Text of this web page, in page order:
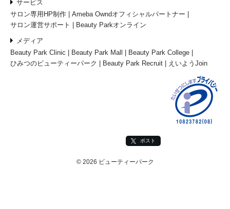
サービス
サロン専用HP制作
Ameba Owndオフィシャルパートナー
サロン運営サポート
Beauty Parkオンライン
メディア
Beauty Park Clinic
Beauty Park Mall
Beauty Park College
ひみつのビューティーパーク
Beauty Park Recruit えいようJoin
ポスト
© 2026 ビューティーパーク